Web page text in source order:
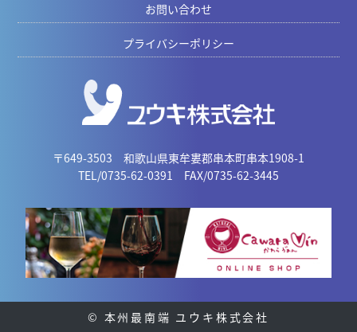
お問い合わせ
プライバシーポリシー
〒649-3503 和歌山県東牟婁郡串本町串本1908-1
TEL/0735-62-0391 FAX/0735-62-3445
© 本州最南端 ユウキ株式会社